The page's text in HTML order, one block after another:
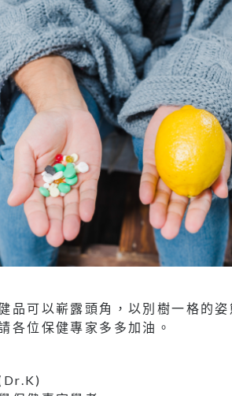
品可以嶄露頭角，以別樹一格的
各位保健專家多多加油。